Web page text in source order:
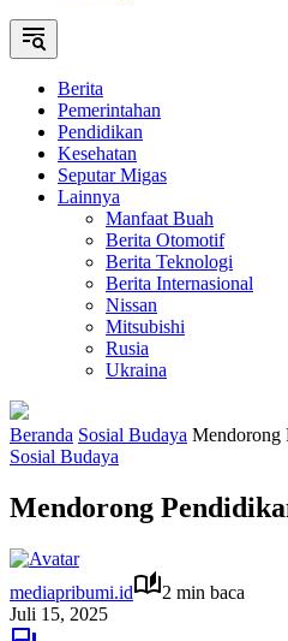
Berita
Pemerintahan
Pendidikan
Kesehatan
Seputar Migas
Lainnya
Manfaat Buah
Berita Otomotif
Berita Teknologi
Berita Internasional
Nissan
Mitsubishi
Rusia
Ukraina
Beranda Sosial Budaya Mendorong
Sosial Budaya
Mendorong
mediapribumi.id
2 min baca
Juli 15, 2025